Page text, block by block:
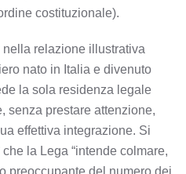
costituzionale).
relazione illustrativa
nato in Italia e divenuto
la sola residenza legale
senza prestare attenzione,
effettiva integrazione. Si
la Lega “intende colmare,
preoccupante del numero dei